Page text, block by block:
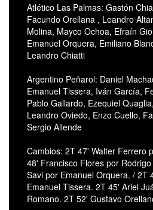
Atlético Las Palmas: Gastón
Facundo Orellana , Leandro
Molina, Mayco Ochoa, Efraín
Emanuel Orquera, Emiliano
Leandro Chiatti
Argentino Peñarol: Daniel
Emanuel Tissera, Iván García,
Pablo Gallardo, Ezequiel
Leandro Oviedo, Enzo Cuello,
Sergio Allende
Cambios: 2T 47' Walter Ferrero
48' Francisco Flores por
Savi por Emanuel Orquera. / 2T
Emanuel Tissera. 2T 45' Ariel
Romano. 2T 52' Gustavo